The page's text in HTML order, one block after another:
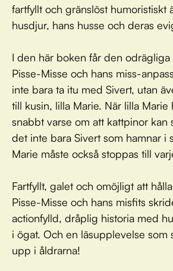
fartfyllt och gränslöst humoristiskt
husdjur, hans husse och deras
I den här boken får den
Pisse-Misse och hans miss-
inte bara ta itu med Sivert, utan
till kusin, lilla Marie. När lilla Marie
snabbt varse om att kattpinor kan
det inte bara Sivert som hamnar
Marie måste också stoppas till
Fartfyllt, galet och omöjligt att
Pisse-Misse och hans misfits
actionfylld, dråplig historia med
i ögat. Och en läsupplevelse som
upp i åldrarna!